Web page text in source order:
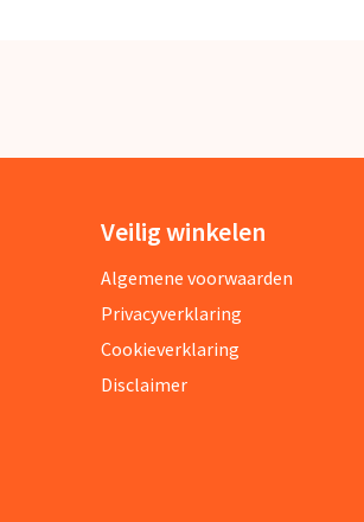
Veilig winkelen
Algemene voorwaarden
Privacyverklaring
Cookieverklaring
Disclaimer